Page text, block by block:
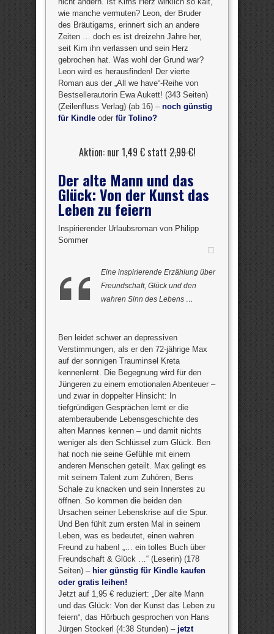
wie manche vermuten? Leon, der Bruder
des Bräutigams, erinnert sich an andere
Zeiten … doch es ist dreizehn Jahre her,
seit Kim ihn verlassen und sein Herz
gebrochen hat. Was wohl der Grund war?
Leon wird es herausfinden! Der vierte
Roman aus der „All we have“-Reihe von
Bestsellerautorin Ewa Aukett! (343 Seiten)
(Zeilenfluss Verlag) (ab 16) – noch günstig
für Kindle oder für Tolino?
Aktion: nur 1,49 € statt2,99 €!
Der alte Mann und das
Glück: Von der Kunst das
Leben zu feiern
Inspirierender Urlaubsroman von Philipp
Sommer
Eine inspirierende Erzählung über
Freundschaft, Glück und den
wahren Sinn des Lebens …
Ben leidet schwer an depressiven
Verstimmungen, als er den 72-jährige Max
auf der sonnigen Trauminsel Kreta
kennenlernt. Die Begegnung wird für den
Jüngeren zu einem emotionalen Abenteuer –
und zwar in doppelter Hinsicht: In
tiefgründigen Gesprächen lernt er die
atemberaubende Lebensgeschichte des
alten Mannes kennen – und damit nichts
weniger als den Schlüssel zum Glück. Ben
hat noch nie seine Gefühle mit einem
anderen Menschen geteilt. Max gelingt es
mit seinem Talent zum Zuhören, Bens
Schale zu knacken und sein Innerstes zu
öffnen. So kommen die beiden den
Ursachen seiner Lebenskrise auf die Spur.
Und Ben fühlt zum ersten Mal in seinem
Leben, was es bedeutet, einen wahren
Freund zu haben! „… ein tolles Buch über
Freundschaft & Glück …“ (Leserin) (178
Seiten) – hier günstig für Kindle kaufen
oder gratis leihen!
Jetzt auf 1,95 € reduziert: „Der alte Mann
und das Glück: Von der Kunst das Leben zu
feiern“, das Hörbuch gesprochen von Hans
Jürgen Stockerl (4:38 Stunden) – jetzt